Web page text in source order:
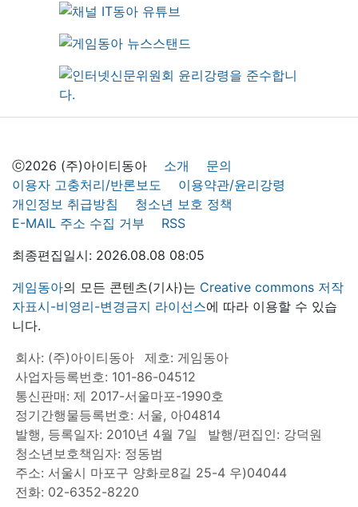
ⓒ2026 (주)아이티동아 소개
문의
이용자 고충처리/반론보도
이용약관/윤리강령
개인정보 취급방침
청소년 보호 정책
E-MAIL 주소 수집 거부
RSS
최종편집일시: 2026.08.08 08:05
게임동아의 모든 콘텐츠(기사)는 Creative commons 저작
자표시-비영리-변경금지 라이선스에 따라 이용할 수 있습
니다.
회사: (주)아이티동아
제호: 게임동아
사업자등록번호: 101-86-04512
통신판매: 제 2017-서울마포-1990호
정기간행물등록번호: 서울, 아04814
발행, 등록일자: 2010년 4월 7일
발행/편집인: 강덕원
청소년보호책임자: 정동범
주소: 서울시 마포구 양화로8길 25-4 우)04044
전화: 02-6352-8220